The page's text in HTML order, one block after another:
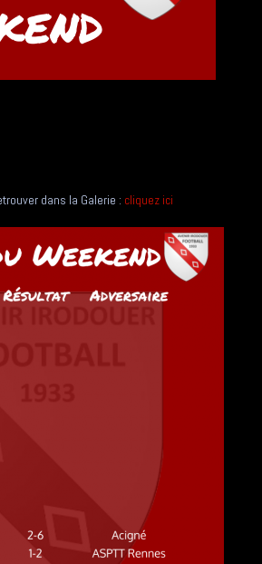
dans la Galerie : cliquez ici